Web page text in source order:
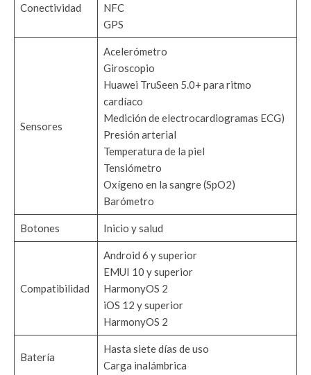
Conectividad
NFC
GPS
Sensores
Acelerómetro
Giroscopio
Huawei TruSeen 5.0+ para ritmo
cardíaco
Medición de electrocardiogramas ECG)
Presión arterial
Temperatura de la piel
Tensiómetro
Oxígeno en la sangre (SpO2)
Barómetro
Botones Inicio y salud
Compatibilidad
Android 6 y superior
EMUI 10 y superior
HarmonyOS 2
iOS 12 y superior
HarmonyOS 2
Batería
Hasta siete días de uso
Carga inalámbrica